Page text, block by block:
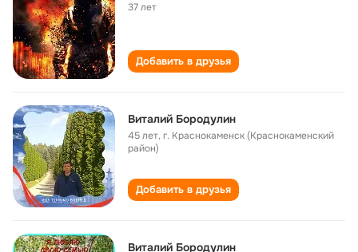
37 лет
Добавить в друзья
Виталий Бородулин
45 лет,г. Краснокаменск (Краснокаменский
район)
Добавить в друзья
Виталий Бородулин